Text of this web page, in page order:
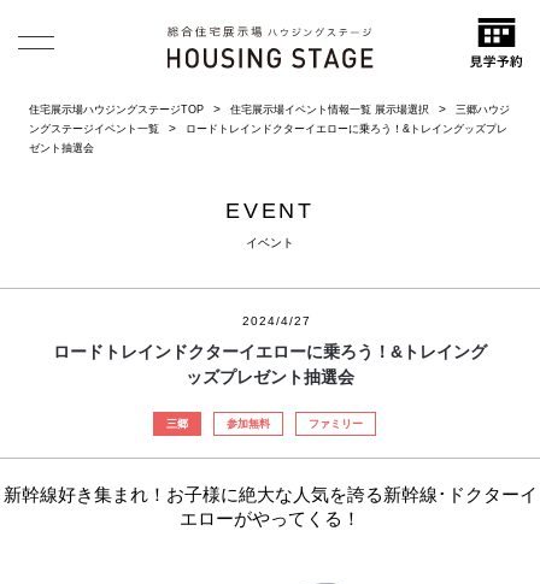
住宅展示場ハウジングステージTOP 住宅展示場イベント情報一覧 展示場選択
三郷ハウジ
ングステージイベント一覧
ロードトレインドクターイエローに乗ろう！&トレイングッズプレ
ゼント抽選会
EVENT
イベント
2024/4/27
ロードトレインドクターイエローに乗ろう！&トレイング
ッズプレゼント抽選会
三郷 参加無料 ファミリー
新幹線好き集まれ！お子様に絶大な人気を誇る新幹線･ドクターイ
エローがやってくる！